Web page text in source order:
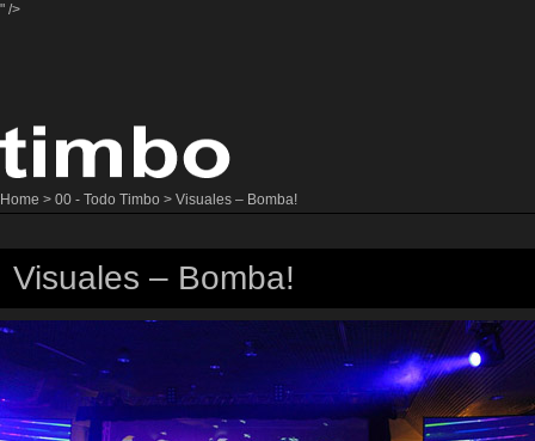
" />
Home > 00 - Todo Timbo > Visuales – Bomba!
Visuales – Bomba!